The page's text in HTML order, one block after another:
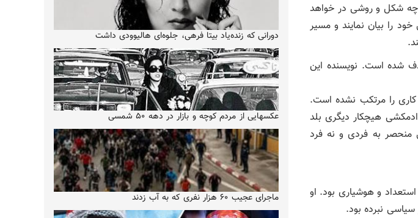
چه شکل و روشی در خواهد
را بیان نمایند و مسیر
شده است. نویسنده این
را مرتکب نشده است.
بوده و بجز ادمکشی هیچکار دیگری بلد
منحصر به فردی و نه فرد
و هوشیاری بود. او
نبرده بود.
دورانی که زنده‌یاد بیتا فرهی، جلوه‌ای هالیوودی داشت
عکسهایی از مردم کوچه و بازار در دهه ۵۰ شمسی
ماجرای عجیب ۶۰ هزار نفری که به آب زدند